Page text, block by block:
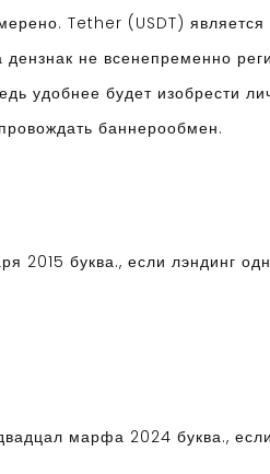
Tether (USDT)
не всенепременно
удобнее будет изобрести
баннерообмен.
2015 буква., если лэндинг
марфа 2024 буква.,